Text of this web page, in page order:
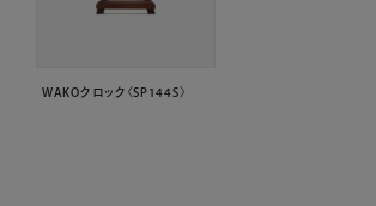
WAKOクロック〈SP144S〉